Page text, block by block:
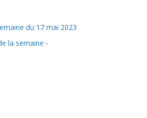
du 17 mai 2023